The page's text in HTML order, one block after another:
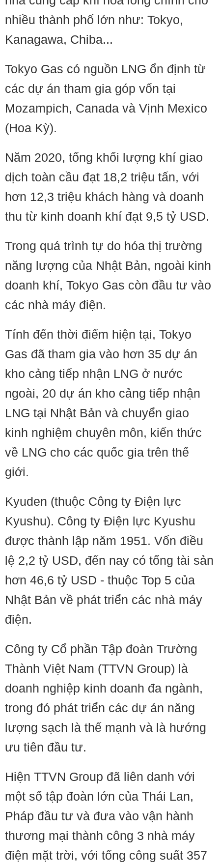
nhiều thành phố lớn như: Tokyo,
Kanagawa, Chiba...
Tokyo Gas có nguồn LNG ổn định từ
các dự án tham gia góp vốn tại
Mozampich, Canada và Vịnh Mexico
(Hoa Kỳ).
Năm 2020, tổng khối lượng khí giao
dịch toàn cầu đạt 18,2 triệu tấn, với
hơn 12,3 triệu khách hàng và doanh
thu từ kinh doanh khí đạt 9,5 tỷ USD.
Trong quá trình tự do hóa thị trường
năng lượng của Nhật Bản, ngoài kinh
doanh khí, Tokyo Gas còn đầu tư vào
các nhà máy điện.
Tính đến thời điểm hiện tại, Tokyo
Gas đã tham gia vào hơn 35 dự án
kho cảng tiếp nhận LNG ở nước
ngoài, 20 dự án kho cảng tiếp nhận
LNG tại Nhật Bản và chuyển giao
kinh nghiệm chuyên môn, kiến thức
về LNG cho các quốc gia trên thế
giới.
Kyuden (thuộc Công ty Điện lực
Kyushu). Công ty Điện lực Kyushu
được thành lập năm 1951. Vốn điều
lệ 2,2 tỷ USD, đến nay có tổng tài sản
hơn 46,6 tỷ USD - thuộc Top 5 của
Nhật Bản về phát triển các nhà máy
điện.
Công ty Cổ phần Tập đoàn Trường
Thành Việt Nam (TTVN Group) là
doanh nghiệp kinh doanh đa ngành,
trong đó phát triển các dự án năng
lượng sạch là thế mạnh và là hướng
ưu tiên đầu tư.
Hiện TTVN Group đã liên danh với
một số tập đoàn lớn của Thái Lan,
Pháp đầu tư và đưa vào vận hành
thương mại thành công 3 nhà máy
điện mặt trời, với tổng công suất 357